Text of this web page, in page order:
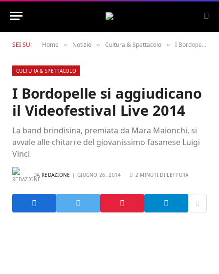
SEI SU: Home » Notizie » Cultura & Spettacolo » I Bordopelle si aggiudicano il Videofestival Live 2014
CULTURA & SPETTACOLO
I Bordopelle si aggiudicano
il Videofestival Live 2014
La band brindisina, premiata da Mara Maionchi, si
avvale alle chitarre del giovanissimo fasanese Luigi
Vinci
DA REDAZIONE GIUGNO 26, 2014 2 MINUTI DI LETTURA